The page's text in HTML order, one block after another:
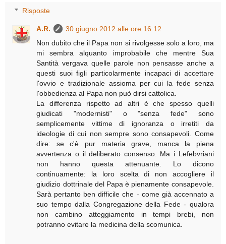
Risposte
A.R.
30 giugno 2012 alle ore 16:12
Non dubito che il Papa non si rivolgesse solo a loro, ma
mi sembra alquanto improbabile che mentre Sua
Santità vergava quelle parole non pensasse anche a
questi suoi figli particolarmente incapaci di accettare
l'ovvio e tradizionale assioma per cui la fede senza
l'obbedienza al Papa non può dirsi cattolica.
La differenza rispetto ad altri è che spesso quelli
giudicati "modernisti" o "senza fede" sono
semplicemente vittime di ignoranza o irretiti da
ideologie di cui non sempre sono consapevoli. Come
dire: se c'è pur materia grave, manca la piena
avvertenza o il deliberato consenso. Ma i Lefebvriani
non hanno questa attenuante. Lo dicono
continuamente: la loro scelta di non accogliere il
giudizio dottrinale del Papa è pienamente consapevole.
Sarà pertanto ben difficile che - come già accennato a
suo tempo dalla Congregazione della Fede - qualora
non cambino atteggiamento in tempi brebi, non
potranno evitare la medicina della scomunica.